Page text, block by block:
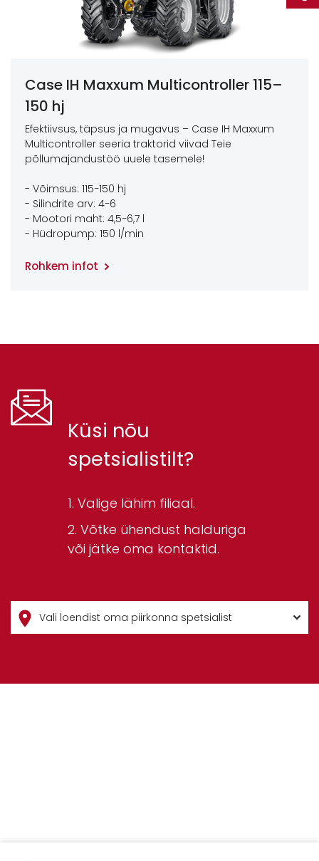
Case IH Maxxum Multicontroller 115–
150 hj
Efektiivsus, täpsus ja mugavus – Case IH Maxxum
Multicontroller seeria traktorid viivad Teie
põllumajandustöö uuele tasemele!
- Võimsus: 115−150 hj
- Silindrite arv: 4−6
- Mootori maht: 4,5−6,7 l
- Hüdropump: 150 l/min
Rohkem infot
Küsi nõu
spetsialistilt?
Valige lähim filiaal.
Võtke ühendust halduriga
või jätke oma kontaktid.